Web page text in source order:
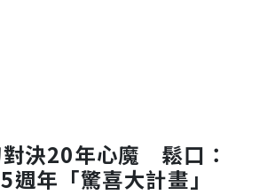
決20年心魔 鬆口：
年「驚喜大計畫」